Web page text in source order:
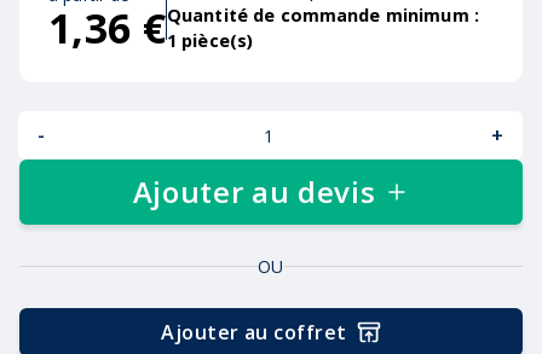
1,36 €Quantité de commande minimum :
1 pièce(s)
- +
Ajouter au devis
OU
Ajouter au coffret